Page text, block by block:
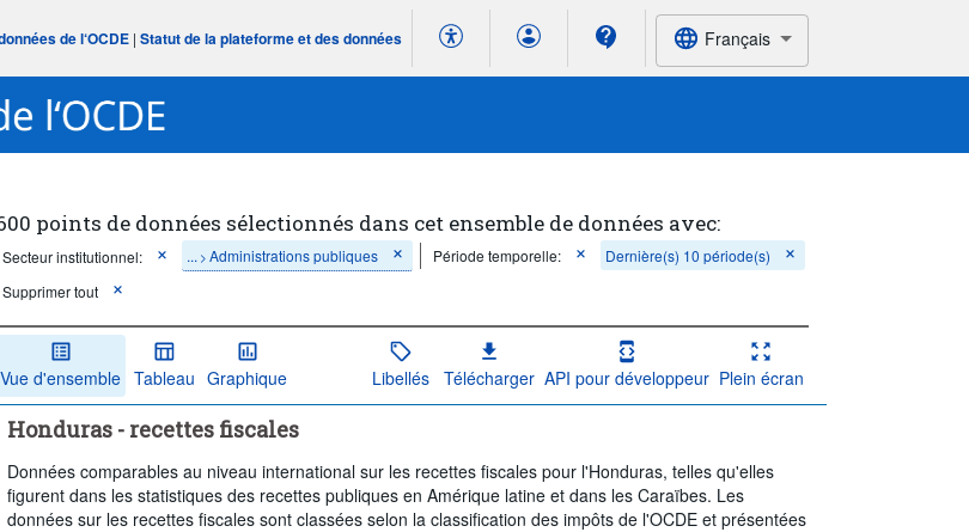
de l‘OCDE |Statut de la plateforme et des données Français
points de données sélectionnés dans cet ensemble de données avec:
Secteur institutionnel: ... > Administrations publiques Période temporelle:
Dernière(s) 10 période(s)
Supprimer tout
Vue d'ensemble Tableau Graphique Libellés Télécharger API pour développeur Plein écran
Honduras - recettes fiscales
Données comparables au niveau international sur les recettes fiscales pour l'Honduras, telles qu'elles
figurent dans les statistiques des recettes publiques en Amérique latine et dans les Caraïbes. Les
données sur les recettes fiscales sont classées selon la classification des impôts de l'OCDE et présentées